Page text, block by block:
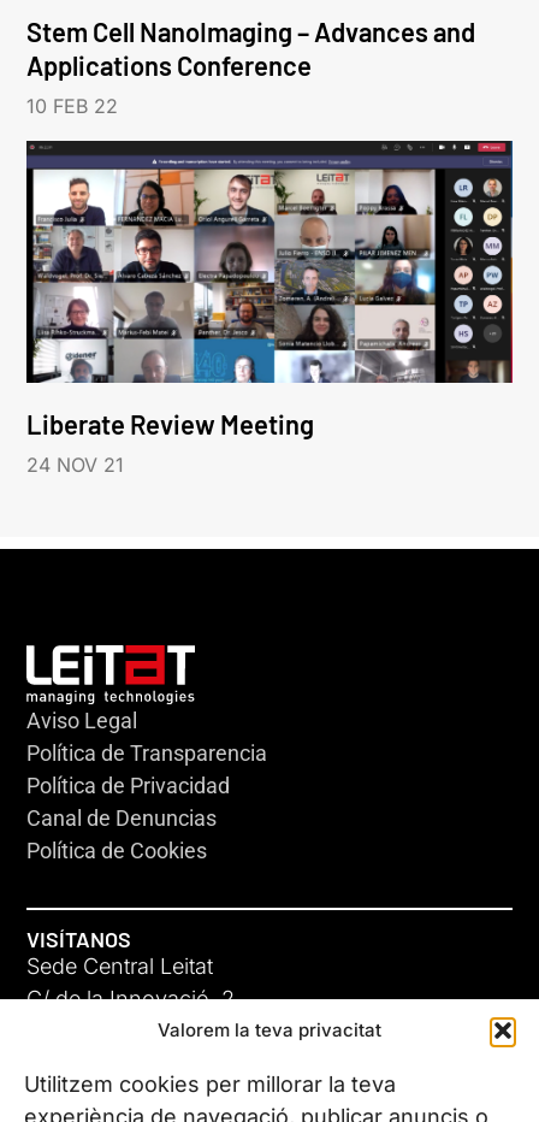
Valorem la teva privacitat
Utilitzem cookies per millorar la teva
experiència de navegació, publicar anuncis o
Stem Cell NanoImaging – Advances and
Applications Conference
10 FEB 22
Liberate Review Meeting
24 NOV 21
Aviso Legal
Política de Transparencia
Política de Privacidad
Canal de Denuncias
Política de Cookies
VISÍTANOS
Sede Central Leitat
C/ de la Innovació, 2
08225 Terrassa, (Barcelona)
Conoce todas nuestras sedes